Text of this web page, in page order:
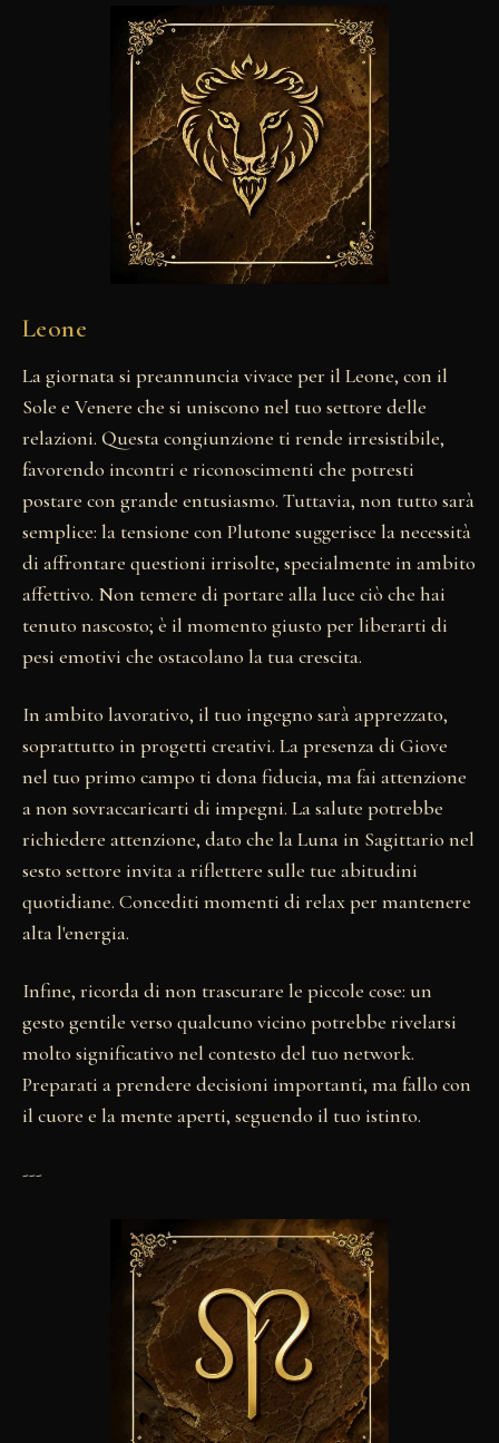
Leone
La giornata si preannuncia vivace per il Leone, con il
Sole e Venere che si uniscono nel tuo settore delle
relazioni. Questa congiunzione ti rende irresistibile,
favorendo incontri e riconoscimenti che potresti
postare con grande entusiasmo. Tuttavia, non tutto sarà
semplice: la tensione con Plutone suggerisce la necessità
di affrontare questioni irrisolte, specialmente in ambito
affettivo. Non temere di portare alla luce ciò che hai
tenuto nascosto; è il momento giusto per liberarti di
pesi emotivi che ostacolano la tua crescita.
In ambito lavorativo, il tuo ingegno sarà apprezzato,
soprattutto in progetti creativi. La presenza di Giove
nel tuo primo campo ti dona fiducia, ma fai attenzione
a non sovraccaricarti di impegni. La salute potrebbe
richiedere attenzione, dato che la Luna in Sagittario nel
sesto settore invita a riflettere sulle tue abitudini
quotidiane. Concediti momenti di relax per mantenere
alta l'energia.
Infine, ricorda di non trascurare le piccole cose: un
gesto gentile verso qualcuno vicino potrebbe rivelarsi
molto significativo nel contesto del tuo network.
Preparati a prendere decisioni importanti, ma fallo con
il cuore e la mente aperti, seguendo il tuo istinto.
---